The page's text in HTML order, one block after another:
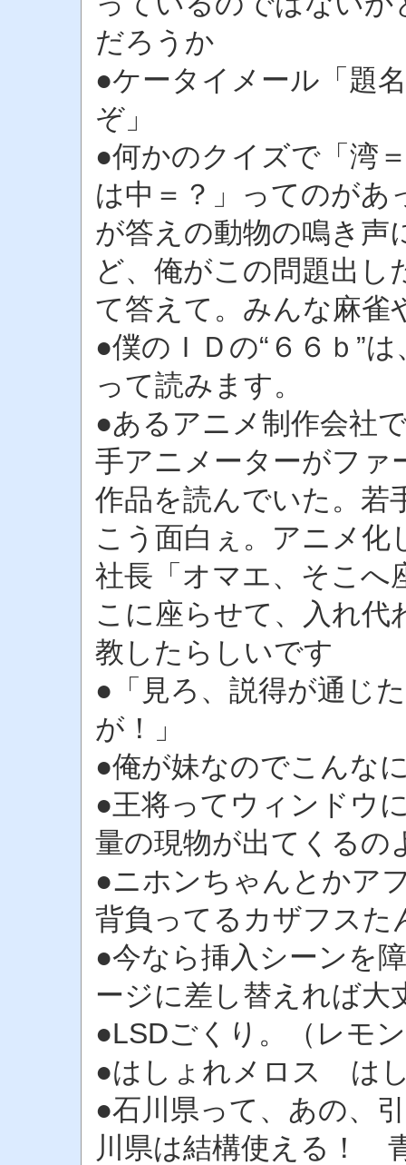
だろうか
●ケータイメール「題
ぞ」
●何かのクイズで「湾
は中＝？」ってのがあ
が答えの動物の鳴き声
ど、俺がこの問題出し
て答えて。みんな麻雀
●僕のＩＤの“６６ｂ”
って読みます。
●あるアニメ制作会社
手アニメーターがファ
作品を読んでいた。若
こう面白ぇ。アニメ化
社長「オマエ、そこへ
こに座らせて、入れ代
教したらしいです
●「見ろ、説得が通じ
が！」
●俺が妹なのでこんな
●王将ってウィンドウ
量の現物が出てくるの
●ニホンちゃんとかア
背負ってるカザフスた
●今なら挿入シーンを
ージに差し替えれば大
●LSDごくり。（レモ
●はしょれメロス は
●石川県って、あの、
川県は結構使える！